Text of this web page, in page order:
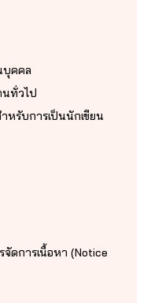
บุคคล
นทั่วไป
หรับการเป็นนักเขียน
จัดการเนื้อหา (Notice